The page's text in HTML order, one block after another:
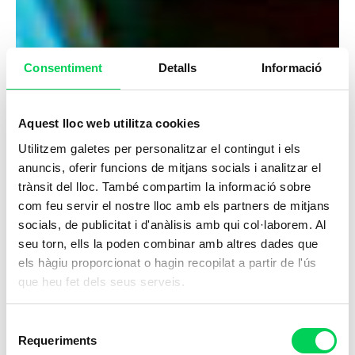
Consentiment Detalls Informació
Aquest lloc web utilitza cookies
Utilitzem galetes per personalitzar el contingut i els
anuncis, oferir funcions de mitjans socials i analitzar el
trànsit del lloc. També compartim la informació sobre
com feu servir el nostre lloc amb els partners de mitjans
socials, de publicitat i d'anàlisis amb qui col·laborem. Al
seu torn, ells la poden combinar amb altres dades que
els hàgiu proporcionat o hagin recopilat a partir de l'ús
que heu fet dels seus serveis.
Requeriments